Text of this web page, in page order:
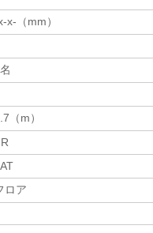
x-（mm）
（m）
ロア